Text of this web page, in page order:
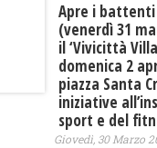
Apre i
(venerdì 31
il ‘Vivicittà
domenica 2
piazza Santa
iniziative
sport e del
Giovedì, 30 Marzo